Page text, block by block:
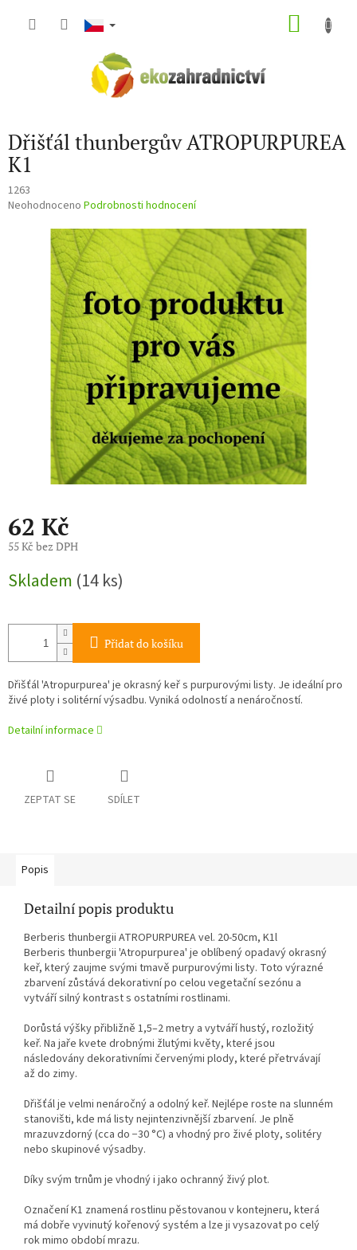
Dřišťál thunbergův ATROPURPUREA
K1
1263
Průměrné
produktu
hvězdiček.
Neohodnoceno Podrobnosti hodnocení
62 Kč
55 Kč bez DPH
cena:
Skladem (14 ks)
Přidat do košíku
Dřišťál 'Atropurpurea' je okrasný keř s purpurovými listy. Je ideální pro
živé ploty i solitérní výsadbu. Vyniká odolností a nenáročností.
Detailní informace
ZEPTAT SE SDÍLET
Popis
Detailní popis produktu
Berberis thunbergii ATROPURPUREA vel. 20-50cm, K1l
Berberis thunbergii 'Atropurpurea' je oblíbený opadavý okrasný
keř, který zaujme svými tmavě purpurovými listy. Toto výrazné
zbarvení zůstává dekorativní po celou vegetační sezónu a
vytváří silný kontrast s ostatními rostlinami.
Dorůstá výšky přibližně 1,5–2 metry a vytváří hustý, rozložitý
keř. Na jaře kvete drobnými žlutými květy, které jsou
následovány dekorativními červenými plody, které přetrvávají
až do zimy.
Dřišťál je velmi nenáročný a odolný keř. Nejlépe roste na slunném
stanovišti, kde má listy nejintenzivnější zbarvení. Je plně
mrazuvzdorný (cca do −30 °C) a vhodný pro živé ploty, solitéry
nebo skupinové výsadby.
Díky svým trnům je vhodný i jako ochranný živý plot.
Označení K1 znamená rostlinu pěstovanou v kontejneru, která
má dobře vyvinutý kořenový systém a lze ji vysazovat po celý
rok mimo období mrazu.